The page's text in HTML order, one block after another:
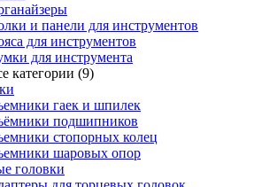
и панели для инструментов
для инструментов
для инструмента
категории (9)
гаек и шпилек
подшипников
стопорных колец
шаровых опор
головки